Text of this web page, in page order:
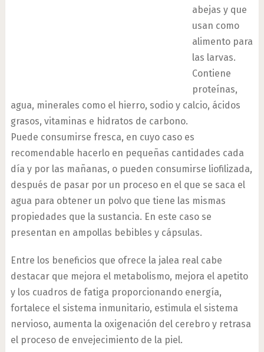
abejas y que
usan como
alimento para
las larvas.
Contiene
proteínas,
agua, minerales como el hierro, sodio y calcio, ácidos
grasos, vitaminas e hidratos de carbono.
Puede consumirse fresca, en cuyo caso es
recomendable hacerlo en pequeñas cantidades cada
día y por las mañanas, o pueden consumirse liofilizada,
después de pasar por un proceso en el que se saca el
agua para obtener un polvo que tiene las mismas
propiedades que la sustancia. En este caso se
presentan en ampollas bebibles y cápsulas.
Entre los beneficios que ofrece la jalea real cabe
destacar que mejora el metabolismo, mejora el apetito
y los cuadros de fatiga proporcionando energía,
fortalece el sistema inmunitario, estimula el sistema
nervioso, aumenta la oxigenación del cerebro y retrasa
el proceso de envejecimiento de la piel.